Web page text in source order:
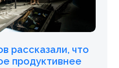
рассказали, что
продуктивнее